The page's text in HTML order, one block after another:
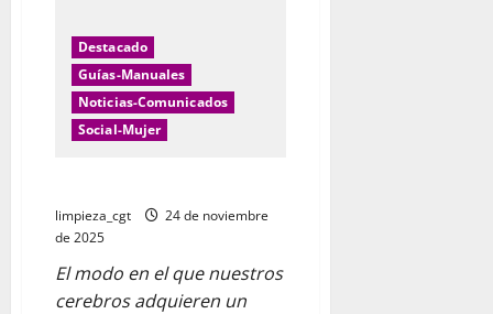
lucha,
rompiendo
fronteras
Destacado
Guías-Manuales
Noticias-Comunicados
Social-Mujer
limpieza_cgt
24 de noviembre
de 2025
El modo en el que nuestros
cerebros adquieren un